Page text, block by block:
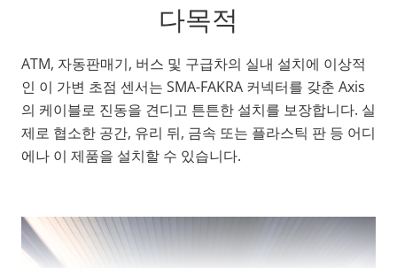
다목적
ATM, 자동판매기, 버스 및 구급차의 실내 설치에 이상적
인 이 가변 초점 센서는 SMA-FAKRA 커넥터를 갖춘 Axis
의 케이블로 진동을 견디고 튼튼한 설치를 보장합니다. 실
제로 협소한 공간, 유리 뒤, 금속 또는 플라스틱 판 등 어디
에나 이 제품을 설치할 수 있습니다.